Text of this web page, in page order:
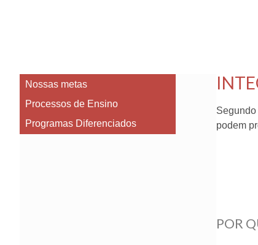
Nossas metas
Processos de Ensino
Programas Diferenciados
podem
POR